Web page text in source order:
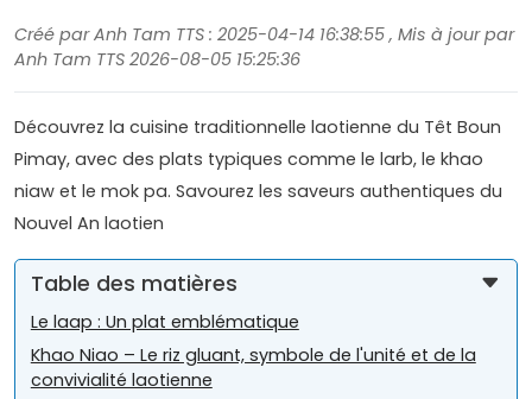
Créé par Anh Tam TTS : 2025-04-14 16:38:55 , Mis à jour par
Anh Tam TTS 2026-08-05 15:25:36
Découvrez la cuisine traditionnelle laotienne du Têt Boun
Pimay, avec des plats typiques comme le larb, le khao
niaw et le mok pa. Savourez les saveurs authentiques du
Nouvel An laotien
Table des matières
Le laap : Un plat emblématique
Khao Niao – Le riz gluant, symbole de l'unité et de la
convivialité laotienne